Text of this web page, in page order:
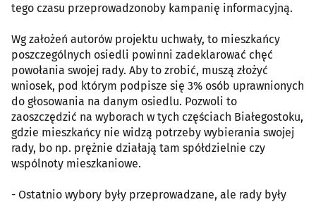
tego czasu przeprowadzonoby kampanię informacyjną.
Wg założeń autorów projektu uchwały, to mieszkańcy
poszczególnych osiedli powinni zadeklarować chęć
powołania swojej rady. Aby to zrobić, muszą złożyć
wniosek, pod którym podpisze się 3% osób uprawnionych
do głosowania na danym osiedlu. Pozwoli to
zaoszczędzić na wyborach w tych częściach Białegostoku,
gdzie mieszkańcy nie widzą potrzeby wybierania swojej
rady, bo np. prężnie działają tam spółdzielnie czy
wspólnoty mieszkaniowe.
- Ostatnio wybory były przeprowadzane, ale rady były